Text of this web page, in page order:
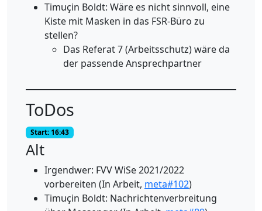
Timuçin Boldt: Wäre es nicht sinnvoll, eine
Kiste mit Masken in das FSR-Büro zu
stellen?
Das Referat 7 (Arbeitsschutz) wäre da
der passende Ansprechpartner
ToDos
Start: 16:43
Alt
Irgendwer: FVV WiSe 2021/2022
vorbereiten (In Arbeit, meta#102)
Timuçin Boldt: Nachrichtenverbreitung